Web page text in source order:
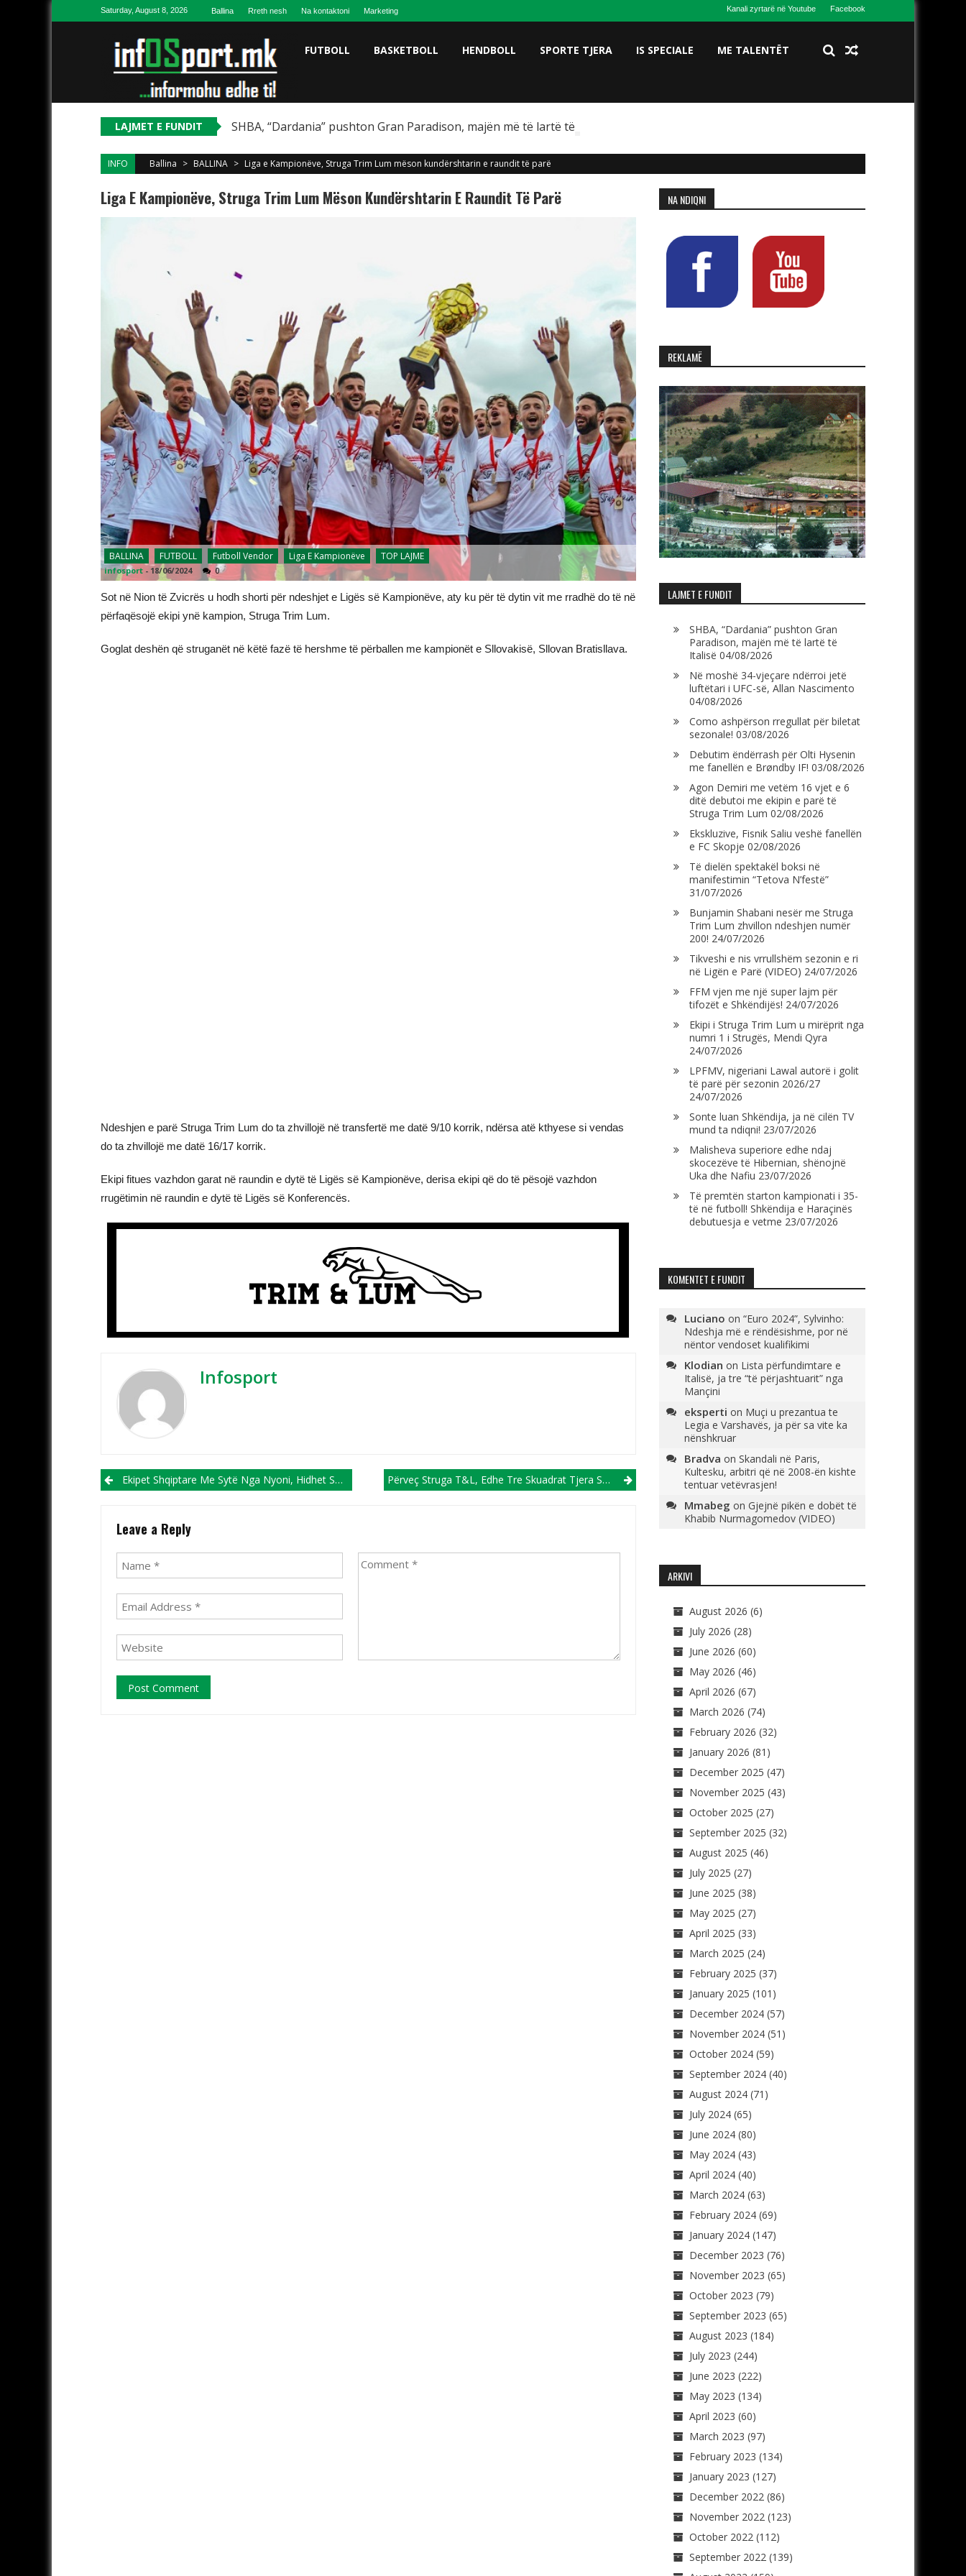
Skip to contentSaturday, August 8, 2026 Ballina Rreth nesh Na kontaktoni Marketing Kanali zyrtarë në Youtube Facebook
FUTBOLL BASKETBOLL HENDBOLL SPORTE TJERA IS SPECIALE ME TALENTËT
LAJMET E FUNDIT SHBA, “Dardania” pushton Gran Paradison, majën më të lartë të Italisë
INFO Ballina > BALLINA > Liga e Kampionëve, Struga Trim Lum mëson kundërshtarin e raundit të parë
Liga E Kampionëve, Struga Trim Lum Mëson Kundërshtarin E Raundit Të Parë
BALLINA FUTBOLL Futboll Vendor Liga E Kampionëve TOP LAJME
infosport - 18/06/2024 0
Sot në Nion të Zvicrës u hodh shorti për ndeshjet e Ligës së Kampionëve, aty ku për të dytin vit me rradhë do të në
përfaqësojë ekipi ynë kampion, Struga Trim Lum.
Goglat deshën që struganët në këtë fazë të hershme të përballen me kampionët e Sllovakisë, Sllovan Bratisllava.
Ndeshjen e parë Struga Trim Lum do ta zhvillojë në transfertë me datë 9/10 korrik, ndërsa atë kthyese si vendas
do ta zhvillojë me datë 16/17 korrik.
Ekipi fitues vazhdon garat në raundin e dytë të Ligës së Kampionëve, derisa ekipi që do të pësojë vazhdon
rrugëtimin në raundin e dytë të Ligës së Konferencës.
Infosport
Post navigation
Ekipet Shqiptare Me Sytë Nga Nyoni, Hidhet Sot Shorti Për Champions, Europa Dhe Conference League Përveç Struga T&L, Edhe Tre Skuadrat Tjera Shqiptare Kampione Mësuan Kundërshtarët E Tyre
Leave a Reply
NA NDIQNI
REKLAMË
LAJMET E FUNDIT
SHBA, “Dardania” pushton Gran
Paradison, majën më të lartë të
Italisë 04/08/2026
Në moshë 34-vjeçare ndërroi jetë
luftëtari i UFC-së, Allan Nascimento
04/08/2026
Como ashpërson rregullat për biletat
sezonale! 03/08/2026
Debutim ëndërrash për Olti Hysenin
me fanellën e Brøndby IF! 03/08/2026
Agon Demiri me vetëm 16 vjet e 6
ditë debutoi me ekipin e parë të
Struga Trim Lum 02/08/2026
Ekskluzive, Fisnik Saliu veshë fanellën
e FC Skopje 02/08/2026
Të dielën spektakël boksi në
manifestimin “Tetova N’festë”
31/07/2026
Bunjamin Shabani nesër me Struga
Trim Lum zhvillon ndeshjen numër
200! 24/07/2026
Tikveshi e nis vrrullshëm sezonin e ri
në Ligën e Parë (VIDEO) 24/07/2026
FFM vjen me një super lajm për
tifozët e Shkëndijës! 24/07/2026
Ekipi i Struga Trim Lum u mirëprit nga
numri 1 i Strugës, Mendi Qyra
24/07/2026
LPFMV, nigeriani Lawal autorë i golit
të parë për sezonin 2026/27
24/07/2026
Sonte luan Shkëndija, ja në cilën TV
mund ta ndiqni! 23/07/2026
Malisheva superiore edhe ndaj
skocezëve të Hibernian, shënojnë
Uka dhe Nafiu 23/07/2026
Të premtën starton kampionati i 35-
të në futboll! Shkëndija e Haraçinës
debutuesja e vetme 23/07/2026
KOMENTET E FUNDIT
Luciano on “Euro 2024”, Sylvinho:
Ndeshja më e rëndësishme, por në
nëntor vendoset kualifikimi
Klodian on Lista përfundimtare e
Italisë, ja tre “të përjashtuarit” nga
Mançini
eksperti on Muçi u prezantua te
Legia e Varshavës, ja për sa vite ka
nënshkruar
Bradva on Skandali në Paris,
Kultesku, arbitri që në 2008-ën kishte
tentuar vetëvrasjen!
Mmabeg on Gjejnë pikën e dobët të
Khabib Nurmagomedov (VIDEO)
ARKIVI
August 2026 (6)
July 2026 (28)
June 2026 (60)
May 2026 (46)
April 2026 (67)
March 2026 (74)
February 2026 (32)
January 2026 (81)
December 2025 (47)
November 2025 (43)
October 2025 (27)
September 2025 (32)
August 2025 (46)
July 2025 (27)
June 2025 (38)
May 2025 (27)
April 2025 (33)
March 2025 (24)
February 2025 (37)
January 2025 (101)
December 2024(57)
November 2024(51)
October 2024(59)
September 2024(40)
August 2024(71)
July 2024(65)
June 2024(80)
May 2024(43)
April 2024(40)
March 2024(63)
February 2024(69)
January 2024(147)
December 2023 (76)
November 2023 (65)
October 2023 (79)
September 2023 (65)
August 2023 (184)
July 2023 (244)
June 2023 (222)
May 2023 (134)
April 2023 (60)
March 2023 (97)
February 2023 (134)
January 2023 (127)
December 2022(86)
November 2022(123)
October 2022(112)
September 2022(139)